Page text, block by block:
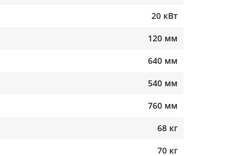
20 кВт
120 мм
640 мм
540 мм
760 мм
68 кг
70 кг